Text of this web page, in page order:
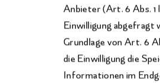
Anbieter (Art. 6 Abs.
Einwilligung abgefragt
Grundlage von Art. 6
die Einwilligung die
Informationen im